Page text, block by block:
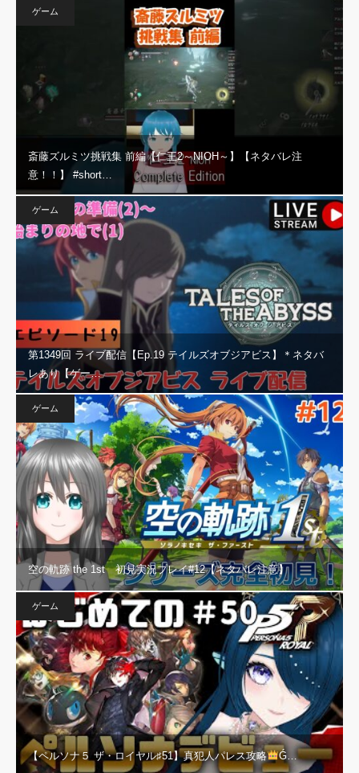
ゲーム
斎藤ズルミツ挑戦集 前編【仁王2～NIOH～】【ネタバレ注
意！！】 #short…
ゲーム
第1349回 ライブ配信【Ep.19 テイルズオブジアビス】＊ネタバ
レあり【ゲー…
ゲーム
空の軌跡 the 1st 初見実況プレイ#12【ネタバレ注意】
ゲーム
【ペルソナ５ ザ・ロイヤル♯51】真犯人パレス攻略 Ǵ…